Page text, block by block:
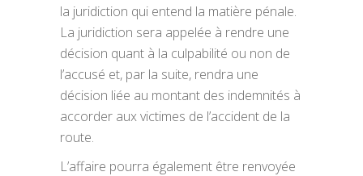
la juridiction qui entend la matière pénale.
La juridiction sera appelée à rendre une
décision quant à la culpabilité ou non de
l’accusé et, par la suite, rendra une
décision liée au montant des indemnités à
accorder aux victimes de l’accident de la
route.
L’affaire pourra également être renvoyée